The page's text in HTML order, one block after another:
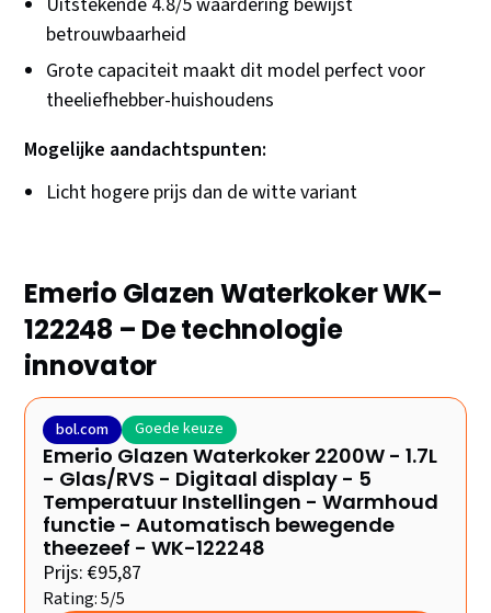
betrouwbaarheid
Grote capaciteit maakt dit model perfect voor
theeliefhebber-huishoudens
Mogelijke aandachtspunten:
Licht hogere prijs dan de witte variant
Emerio Glazen Waterkoker WK-
122248 – De technologie
innovator
bol.com Goede keuze
Emerio Glazen Waterkoker 2200W - 1.7L
- Glas/RVS - Digitaal display - 5
Temperatuur Instellingen - Warmhoud
functie - Automatisch bewegende
theezeef - WK-122248
Prijs: €95,87
Rating: 5/5